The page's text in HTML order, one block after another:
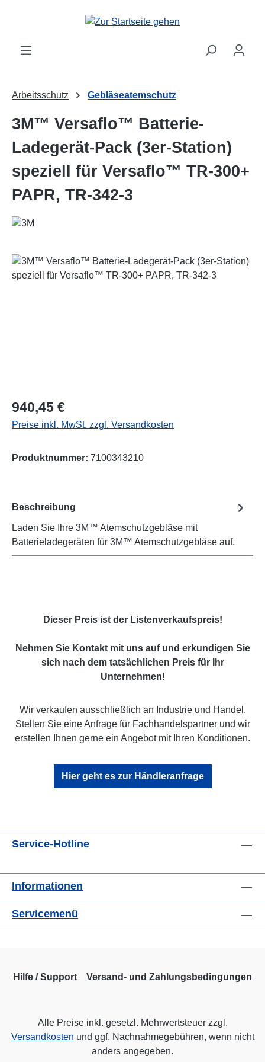
Zum Hauptinhalt springen
Arbeitsschutz Gebläseatemschutz
3M™ Versaflo™ Batterie-
Ladegerät-Pack (3er-Station)
speziell für Versaflo™ TR-300+
PAPR, TR-342-3
Bildergalerie überspringen
Regulärer Preis:
940,45 €
Preise inkl. MwSt. zzgl. Versandkosten
Produktnummer: 7100343210
Beschreibung
Laden Sie Ihre 3M™ Atemschutzgebläse mit
Batterieladegeräten für 3M™ Atemschutzgebläse auf.
Dieser Preis ist der Listenverkaufspreis!
Nehmen Sie Kontakt mit uns auf und erkundigen Sie
sich nach dem tatsächlichen Preis für Ihr
Unternehmen!
Wir verkaufen ausschließlich an Industrie und Handel.
Stellen Sie eine Anfrage für Fachhandelspartner und wir
erstellen Ihnen gerne ein Angebot mit Ihren Konditionen.
Hier geht es zur Händleranfrage
Service-Hotline
Informationen
Servicemenü
Hilfe / Support Versand- und Zahlungsbedingungen
Alle Preise inkl. gesetzl. Mehrwertsteuer zzgl.
Versandkosten und ggf. Nachnahmegebühren, wenn nicht
anders angegeben.